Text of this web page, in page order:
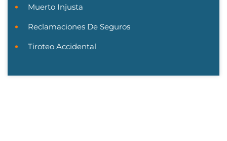
Muerto Injusta
Reclamaciones De Seguros
Tiroteo Accidental